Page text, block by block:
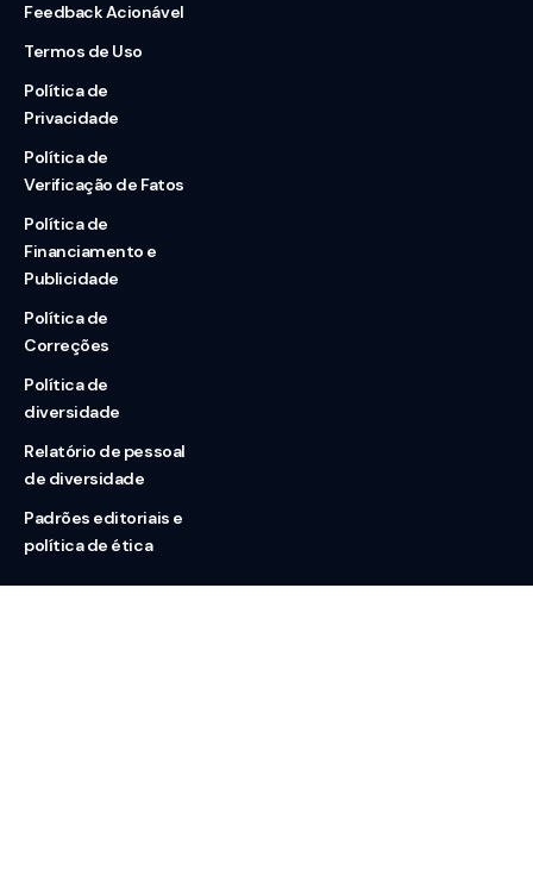
Feedback Acionável
Termos de Uso
Política de
Privacidade
Política de
Verificação de Fatos
Política de
Financiamento e
Publicidade
Política de
Correções
Política de
diversidade
Relatório de pessoal
de diversidade
Padrões editoriais e
política de ética